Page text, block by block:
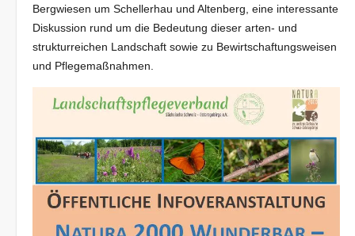
Bergwiesen um Schellerhau und Altenberg, eine interessante
Diskussion rund um die Bedeutung dieser arten- und
strukturreichen Landschaft sowie zu Bewirtschaftungsweisen
und Pflegemaßnahmen.